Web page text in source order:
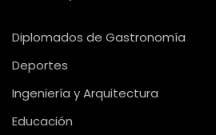
Diplomados de Gastronomía
Deportes
Ingeniería y Arquitectura
Educación